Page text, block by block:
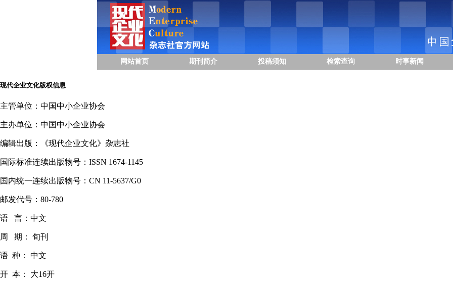
网站首页 期刊简介 投稿须知 检索查询 时事新闻
现代企业文化版权信息
主管单位：中国中小企业协会
主办单位：中国中小企业协会
编辑出版：《现代企业文化》杂志社
国际标准连续出版物号：ISSN 1674-1145
国内统一连续出版物号：CN 11-5637/G0
邮发代号：80-780
语 言：中文
周 期： 旬刊
语 种： 中文
开 本： 大16开